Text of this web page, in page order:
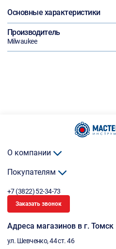
Основные характеристики
Производитель
Milwaukee
О компании
Покупателям
+7 (3822) 52-34-73
Заказать звонок
Адреса магазинов в г. Томск
ул. Шевченко, 44 ст. 46